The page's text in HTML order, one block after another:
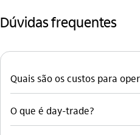
Dúvidas frequentes
Quais são os custos para
O que é day-trade?